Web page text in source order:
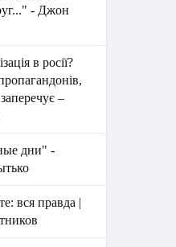
- Джон
в росії?
–
дни" -
вся правда |